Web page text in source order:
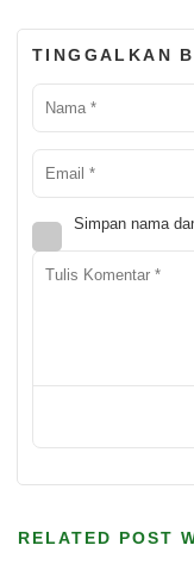
TINGGALKAN
Simpan nama
RELATED POST